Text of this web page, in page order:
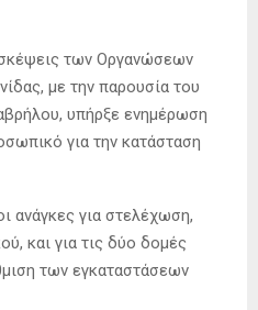
των Οργανώσεων
με την παρουσία του
υπήρξε ενημέρωση
για την κατάσταση
ανάγκες για στελέχωση,
και για τις δύο δομές
των εγκαταστάσεων